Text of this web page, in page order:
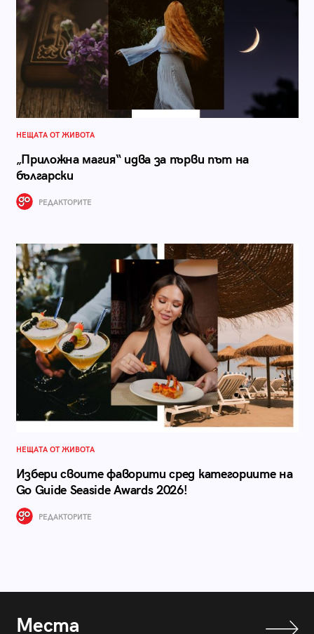
НЕЩАТА ОТ ЖИВОТА
„Приложна магия“ идва за първи път на
български
РЕДАКТОРИТЕ
НЕЩАТА ОТ ЖИВОТА
Избери своите фаворити сред категориите на
Go Guide Seaside Awards 2026!
РЕДАКТОРИТЕ
Места